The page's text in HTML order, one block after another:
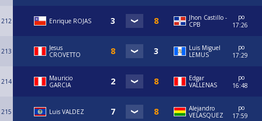
212 Enrique ROJAS
Jhon Castillo -
CPB
po
17:26
213
Jesus
CROVETTO
Luis Miguel
LEMUS
po
17:29
214
Mauricio
GARCIA
Edgar
VALLENAS
po
16:48
215 Luis VALDEZ
Alejandro
VELASQUEZ
po
17:59